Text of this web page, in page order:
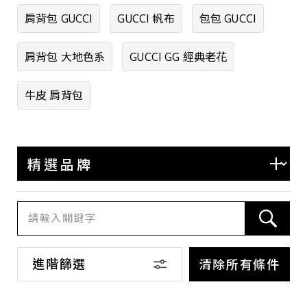
肩背包 GUCCI GUCCI 帆布 包包 GUCCI
肩背包 大地色系 GUCCI GG 經典老花
牛皮 肩背包
進階篩選 清除所有條件
衣物
其他
系列
Ophidia
GG Canvas
GG Supreme Canvas
Dionysus
Guccissima